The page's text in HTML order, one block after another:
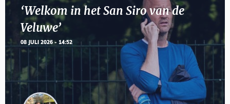
‘Welkom in het San Siro van de
Veluwe’
08 JULI 2026 - 14:52